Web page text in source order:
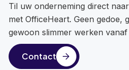
Til uw onderneming direct
met OfficeHeart. Geen gedoe,
gewoon slimmer werken vanaf
Contact